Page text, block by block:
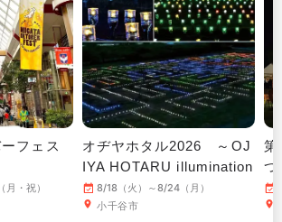
フェス
・祝）
オヂヤホタル2026 ～OJ
IYA HOTARU illumination
～ 8/18（火）～8/24（月）
小千谷市
第
つ